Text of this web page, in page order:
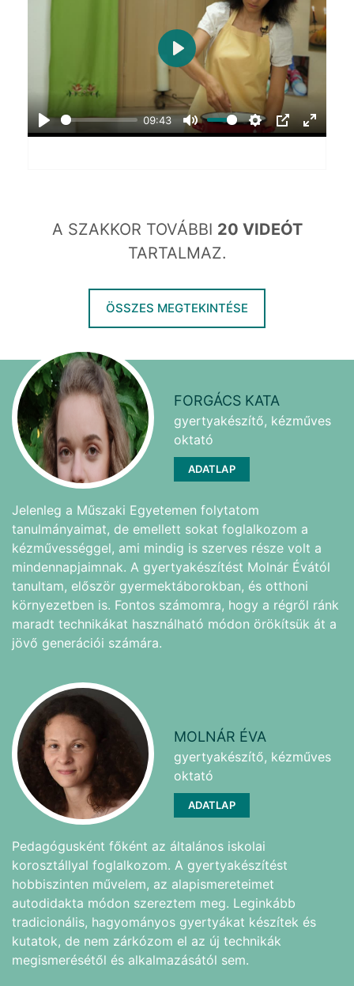
Play
09:43
Mute Settings
PIP Enter
Play
A SZAKKOR TOVÁBBI 20 VIDEÓT
TARTALMAZ.
ÖSSZES MEGTEKINTÉSE
FORGÁCS KATA
gyertyakészítő, kézműves
oktató
ADATLAP
Jelenleg a Műszaki Egyetemen folytatom
tanulmányaimat, de emellett sokat foglalkozom a
kézművességgel, ami mindig is szerves része volt a
mindennapjaimnak. A gyertyakészítést Molnár Évától
tanultam, először gyermektáborokban, és otthoni
környezetben is. Fontos számomra, hogy a régről ránk
maradt technikákat használható módon örökítsük át a
jövő generációi számára.
MOLNÁR ÉVA
gyertyakészítő, kézműves
oktató
ADATLAP
Pedagógusként főként az általános iskolai
korosztállyal foglalkozom. A gyertyakészítést
hobbiszinten művelem, az alapismereteimet
autodidakta módon szereztem meg. Leginkább
tradicionális, hagyományos gyertyákat készítek és
kutatok, de nem zárkózom el az új technikák
megismerésétől és alkalmazásától sem.